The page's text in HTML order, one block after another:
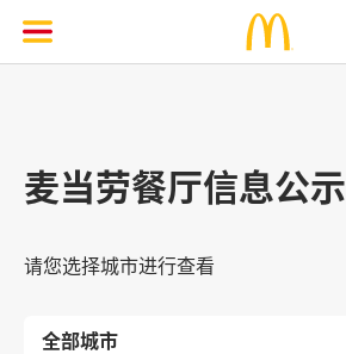
麦当劳餐厅信息公示
请您选择城市进行查看